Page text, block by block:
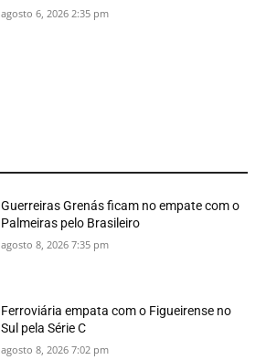
agosto 6, 2026 2:35 pm
Guerreiras Grenás ficam no empate com o
Palmeiras pelo Brasileiro
agosto 8, 2026 7:35 pm
Ferroviária empata com o Figueirense no
Sul pela Série C
agosto 8, 2026 7:02 pm